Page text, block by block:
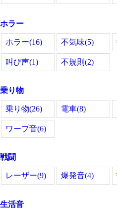
ホラー
ホラー(16) 不気味(5)
叫び声(1) 不規則(2)
乗り物
乗り物(26) 電車(8)
ワープ音(6)
戦闘
レーザー(9) 爆発音(4)
生活音